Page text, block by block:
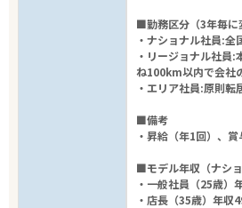
■勤務区分（3年毎に
・ナショナル社員:全
・リージョナル社員
ね100km以内で会社
・エリア社員:原則転
■備考
・昇給（年1回）、
■モデル年収（ナショ
・一般社員（25歳）
・店長（35歳）年収